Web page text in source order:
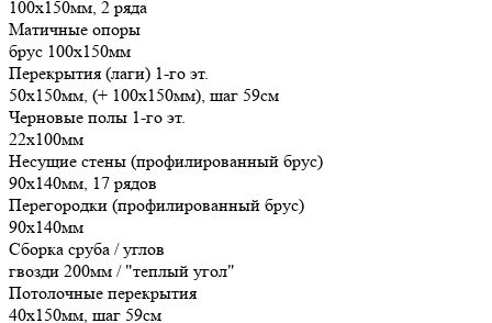
100х150мм, 2 ряда
Матичные опоры
брус 100х150мм
Перекрытия (лаги) 1-го эт.
50х150мм, (+ 100х150мм), шаг 59см
Черновые полы 1-го эт.
22х100мм
Несущие стены (профилированный брус)
90х140мм, 17 рядов
Перегородки (профилированный брус)
90х140мм
Сборка сруба / углов
гвозди 200мм / "теплый угол"
Потолочные перекрытия
40х150мм, шаг 59см